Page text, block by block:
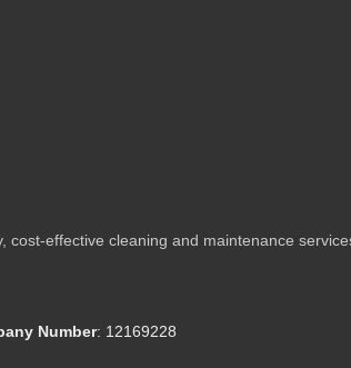
cost-effective cleaning and maintenance
Number: 12169228